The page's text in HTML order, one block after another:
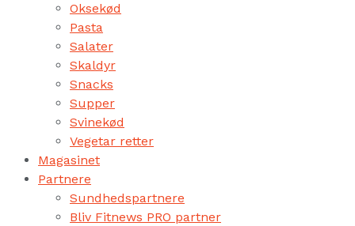
Oksekød
Pasta
Salater
Skaldyr
Snacks
Supper
Svinekød
Vegetar retter
Magasinet
Partnere
Sundhedspartnere
Bliv Fitnews PRO partner